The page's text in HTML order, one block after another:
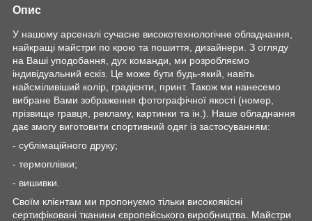
Опис
У нашому арсеналі сучасне високотехнологічне обладнання,
найкращі майстри по крою та пошиття, дизайнери. З огляду
на Ваші уподобання, дух команди, ми розробляємо
індивідуальний ескіз. Це може бути будь-який, навіть
найсміливіший колір, градієнти, принт. Також ми нанесемо
вибране Вами зображення фотографічної якості (номер,
прізвище гравця, рекламу, картинки та ін.). Наше обладнання
дає змогу виготовити спортивний одяг із застосуванням:
- сублімаційного друку;
- термоплівки;
- вишивки.
Своїм клієнтам ми пропонуємо тільки високоякісні
сертифіковані тканини європейського виробництва. Майстри